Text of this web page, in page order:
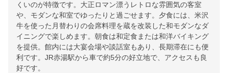
くいのが特徴です。大正ロマン漂うレトロな雰囲気の客室
や、モダンな和室でゆったりと過ごせます。夕食には、米沢
牛を使った月替わりの会席料理を蔵を改装した和モダンなダ
イニングで楽しめます。朝食は和定食または和洋バイキング
を提供。館内には大宴会場や談話室もあり、長期滞在にも便
利です。JR赤湯駅から車で約5分の好立地で、アクセスも良
好です。